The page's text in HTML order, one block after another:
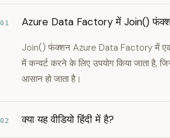
01 Azure Data Factory में Join()
Join() फंक्शन Azure Data Factory में
में कन्वर्ट करने के लिए उपयोग किया जाता है,
आसान हो जाता है।
02 क्या यह वीडियो हिंदी में है?